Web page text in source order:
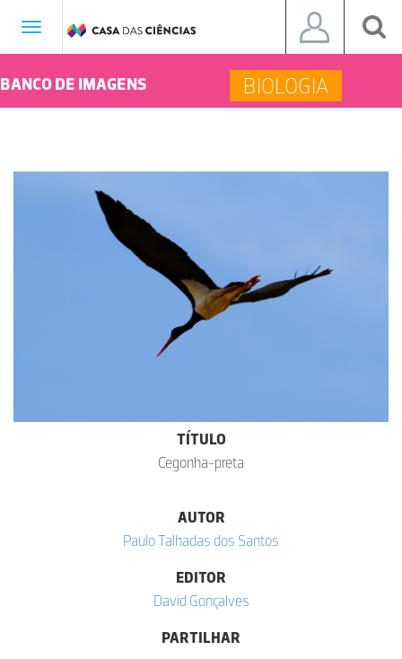
Toggle
BANCO DE IMAGENS BIOLOGIA
TÍTULO
Cegonha-preta
AUTOR
Paulo Talhadas dos Santos
EDITOR
David Gonçalves
PARTILHAR